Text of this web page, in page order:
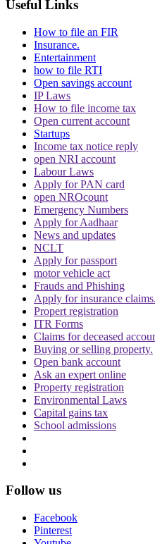
Topics
Judges Appointment calcutta hc
Trending in Hindi
CJI पर जूता फेंकने वाले वकील की
ने 'अवमानना' की कार्यवाही शुरू करने
पर्सनैलिटी राइट्स मामले में ऋतिक
Delhi HC को बड़ी राहत, कहा-
को ऐसे पोस्ट हटाने होंगे
दिवाली पर Delhi-NCR के लोग
इन शर्तों के साथ सुप्रीम कोर्ट ने दी ये
बिहार विधानसभा चुनाव लड़ने के लिए
Useful Links
How to file an FIR
Insurance.
Entertainment
how to file RTI
Open savings account
IP Laws
How to file income tax
Open current account
Startups
Income tax notice reply
open NRI account
Labour Laws
Apply for PAN card
open NROcount
Emergency Numbers
Apply for Aadhaar
News and updates
NCLT
Apply for passport
motor vehicle act
Frauds and Phishing
Apply for insurance claims.
Propert registration
ITR Forms
Claims for deceased
Buying or selling property.
Open bank account
Ask an expert online
Property registration
Environmental Laws
Capital gains tax
School admissions
Follow us
Facebook
Pinterest